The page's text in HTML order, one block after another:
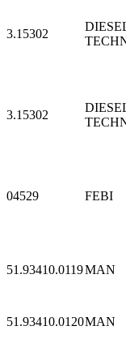
3.15302
3.15302
04529 FEBI
51.93410.0119MAN
51.93410.0120MAN